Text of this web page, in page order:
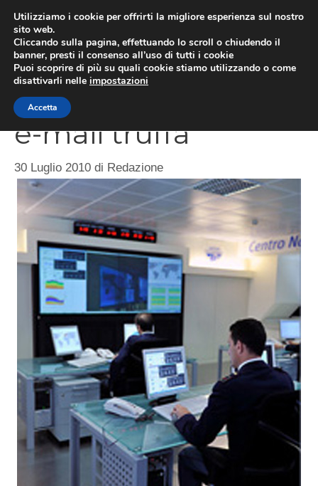
contenuto
Polizia, occhio alla
e-mail truffa
30 Luglio 2010 di Redazione
Utilizziamo i cookie per offrirti la migliore esperienza sul nostro
sito web.
Cliccando sulla pagina, effettuando lo scroll o chiudendo il
banner, presti il consenso all’uso di tutti i cookie
Puoi scoprire di più su quali cookie stiamo utilizzando o come
disattivarli nelle impostazioni
Accetta